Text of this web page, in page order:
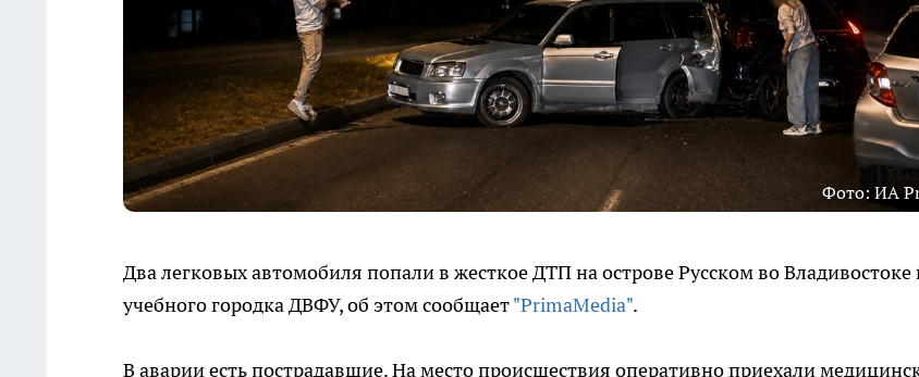
Фото: ИА
Два легковых автомобиля попали в жесткое ДТП на острове Русском во Владивостоке
учебного городка ДВФУ, об этом сообщает"PrimaMedia".
В аварии есть пострадавшие. На место происшествия оперативно приехали